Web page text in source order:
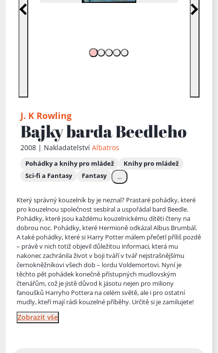
Předchozí Další
J. K Rowling
Bajky barda Beedleho
2008 | Nakladatelství Albatros
Pohádky a knihy pro mládež
Knihy pro mládež
Sci-fi a Fantasy
Fantasy ...
Který správný kouzelník by je neznal? Prastaré pohádky, které
pro kouzelnou společnost sesbíral a uspořádal bard Beedle.
Pohádky, které jsou každému kouzelnickému dítěti čteny na
dobrou noc. Pohádky, které Hermioně odkázal Albus Brumbál.
A také pohádky, které si Harry Potter málem přečetl příliš pozdě
– právě v nich totiž objevil důležitou informaci, která mu
nakonec zachránila život v boji tváří v tvář nejstrašnějšímu
černokněžníkovi všech dob – lordu Voldemortovi. Nyní je
těchto pět pohádek konečně přístupných mudlovským
čtenářům, což je jistě důvod k jásotu nejen pro miliony
fanoušků Harryho Pottera na celém světě, ale i pro ostatní
mudly, kteří mají rádi kouzelné příběhy. Určitě si je zamilujete!
Zobrazit vše